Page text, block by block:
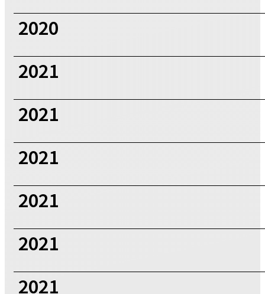
2020
2021
2021
2021
2021
2021
2021